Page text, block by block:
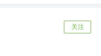
关注